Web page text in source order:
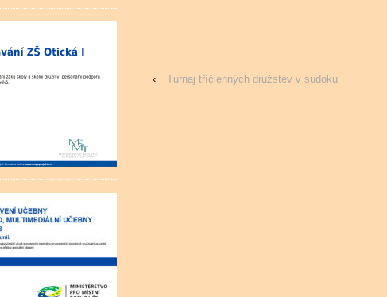
‹ Turnaj tříčlenných družstev v sudoku